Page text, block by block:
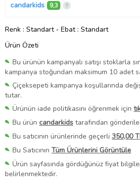
candarkids 9,3
Renk : Standart- Ebat : Standart
Ürün Özeti
Bu ürünün kampanyalı satışı stoklarla
kampanya stoğundan maksimum 10 adet
Çiçeksepeti kampanya koşullarında
tutar.
Ürünün iade politikasını öğrenmek için
Bu ürün candarkids tarafından
Bu satıcının ürünlerinde geçerli 350,00
Bu Satıcının Tüm Ürünlerini Görüntüle
Ürün sayfasında gördüğünüz fiyat
belirlenmektedir.